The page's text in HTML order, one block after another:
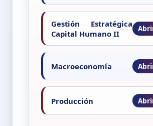
Gestión Estratégica
Capital Humano II
Macroeconomía
Producción